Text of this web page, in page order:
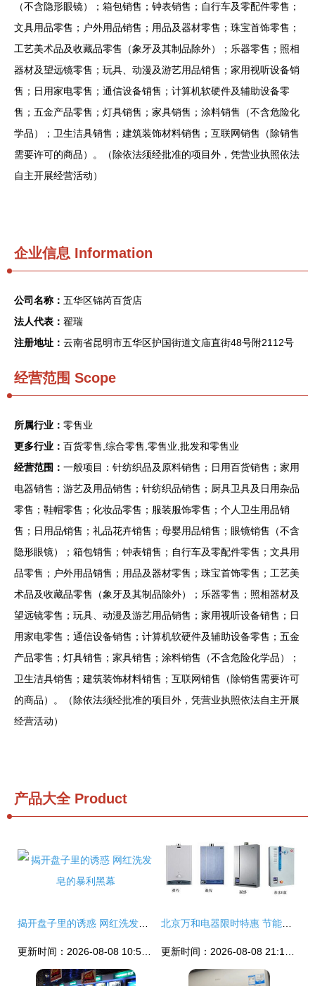
（不含隐形眼镜）；箱包销售；钟表销售；自行车及零配件零售；
文具用品零售；户外用品销售；用品及器材零售；珠宝首饰零售；
工艺美术品及收藏品零售（象牙及其制品除外）；乐器零售；照相
器材及望远镜零售；玩具、动漫及游艺用品销售；家用视听设备销
售；日用家电零售；通信设备销售；计算机软硬件及辅助设备零
售；五金产品零售；灯具销售；家具销售；涂料销售（不含危险化
学品）；卫生洁具销售；建筑装饰材料销售；互联网销售（除销售
需要许可的商品）。（除依法须经批准的项目外，凭营业执照依法
自主开展经营活动）
企业信息 Information
公司名称： 五华区锦芮百货店
法人代表： 翟瑞
注册地址： 云南省昆明市五华区护国街道文庙直街48号附2112号
经营范围 Scope
所属行业： 零售业
更多行业： 百货零售,综合零售,零售业,批发和零售业
经营范围： 一般项目：针纺织品及原料销售；日用百货销售；家用
电器销售；游艺及用品销售；针纺织品销售；厨具卫具及日用杂品
零售；鞋帽零售；化妆品零售；服装服饰零售；个人卫生用品销
售；日用品销售；礼品花卉销售；母婴用品销售；眼镜销售（不含
隐形眼镜）；箱包销售；钟表销售；自行车及零配件零售；文具用
品零售；户外用品销售；用品及器材零售；珠宝首饰零售；工艺美
术品及收藏品零售（象牙及其制品除外）；乐器零售；照相器材及
望远镜零售；玩具、动漫及游艺用品销售；家用视听设备销售；日
用家电零售；通信设备销售；计算机软硬件及辅助设备零售；五金
产品零售；灯具销售；家具销售；涂料销售（不含危险化学品）；
卫生洁具销售；建筑装饰材料销售；互联网销售（除销售需要许可
的商品）。（除依法须经批准的项目外，凭营业执照依法自主开展
经营活动）
产品大全Product